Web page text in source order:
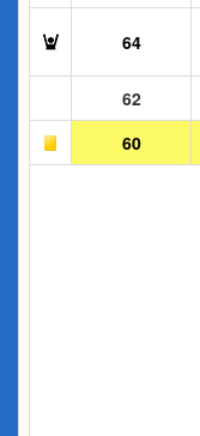
64
62
60